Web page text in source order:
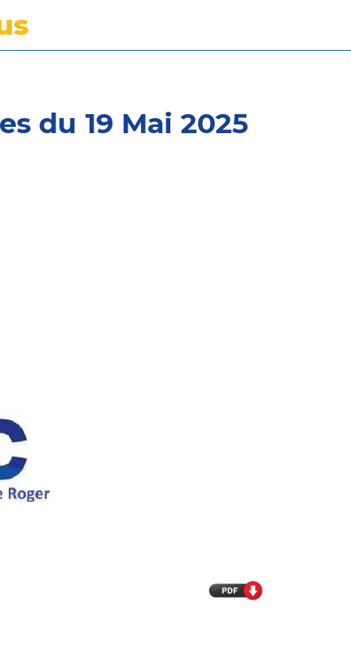
du 19 Mai 2025